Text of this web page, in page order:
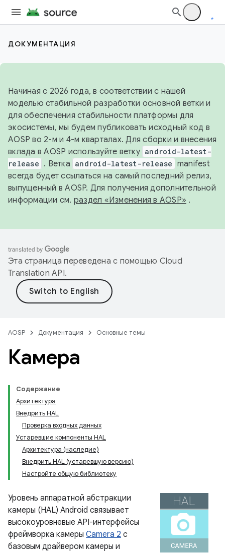
ДОКУМЕНТАЦИЯ
Начиная с 2026 года, в соответствии с нашей
моделью стабильной разработки основной ветки и
для обеспечения стабильности платформы для
экосистемы, мы будем публиковать исходный код в
AOSP во 2-м и 4-м кварталах. Для сборки и внесения
вклада в AOSP используйте ветку android-latest-
release . Ветка android-latest-release manifest
всегда будет ссылаться на самый последний релиз,
выпущенный в AOSP. Для получения дополнительной
информации см. раздел «Изменения в AOSP» .
Эта страница переведена с помощью Cloud
Translation API.
AOSP Документация Основные темы
Камера
Содержание
Архитектура
Внедрить HAL
Проверка входных данных
Устаревшие компоненты HAL
Архитектура (наследие)
Внедрить HAL (устаревшую версию)
Настройте общую библиотеку
Уровень аппаратной абстракции
камеры (HAL) Android связывает
высокоуровневые API-интерфейсы
фреймворка камеры Camera 2 с
базовым драйвером камеры и